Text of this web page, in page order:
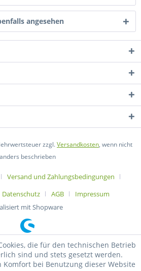
angesehen
zzgl.Versandkosten, wenn nicht
anders beschrieben
Versand und Zahlungsbedingungen
Datenschutz AGB
Impressum
mit Shopware
die für den technischen Betrieb
sind und stets gesetzt werden.
Komfort bei Benutzung dieser Website